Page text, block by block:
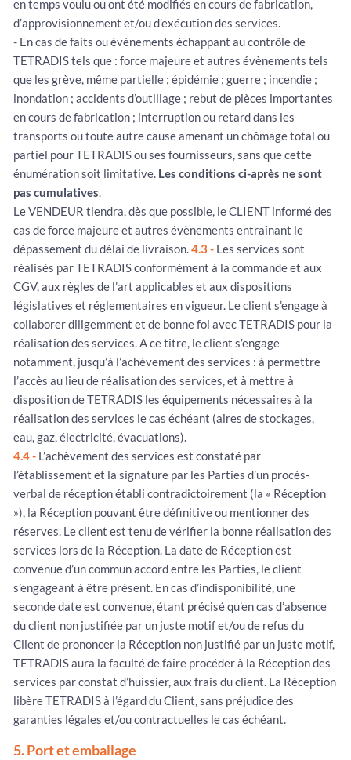
en temps voulu ou ont été modifiés en cours de fabrication,
d’approvisionnement et/ou d’exécution des services.
- En cas de faits ou événements échappant au contrôle de
TETRADIS tels que : force majeure et autres évènements tels
que les grève, même partielle ; épidémie ; guerre ; incendie ;
inondation ; accidents d’outillage ; rebut de pièces importantes
en cours de fabrication ; interruption ou retard dans les
transports ou toute autre cause amenant un chômage total ou
partiel pour TETRADIS ou ses fournisseurs, sans que cette
énumération soit limitative. Les conditions ci-après ne sont
pas cumulatives.
Le VENDEUR tiendra, dès que possible, le CLIENT informé des
cas de force majeure et autres évènements entraînant le
dépassement du délai de livraison.4.3 - Les services sont
réalisés par TETRADIS conformément à la commande et aux
CGV, aux règles de l’art applicables et aux dispositions
législatives et réglementaires en vigueur. Le client s’engage à
collaborer diligemment et de bonne foi avec TETRADIS pour la
réalisation des services. A ce titre, le client s’engage
notamment, jusqu’à l’achèvement des services : à permettre
l’accès au lieu de réalisation des services, et à mettre à
disposition de TETRADIS les équipements nécessaires à la
réalisation des services le cas échéant (aires de stockages,
eau, gaz, électricité, évacuations).
4.4 - L’achèvement des services est constaté par
l’établissement et la signature par les Parties d’un procès-
verbal de réception établi contradictoirement (la « Réception
»), la Réception pouvant être définitive ou mentionner des
réserves. Le client est tenu de vérifier la bonne réalisation des
services lors de la Réception. La date de Réception est
convenue d’un commun accord entre les Parties, le client
s’engageant à être présent. En cas d’indisponibilité, une
seconde date est convenue, étant précisé qu’en cas d’absence
du client non justifiée par un juste motif et/ou de refus du
Client de prononcer la Réception non justifié par un juste motif,
TETRADIS aura la faculté de faire procéder à la Réception des
services par constat d’huissier, aux frais du client. La Réception
libère TETRADIS à l’égard du Client, sans préjudice des
garanties légales et/ou contractuelles le cas échéant.
5. Port et emballage